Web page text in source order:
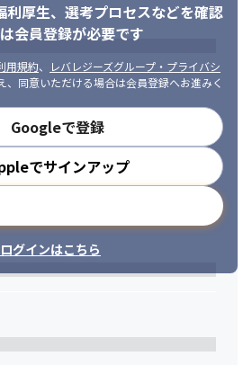
厚生、 選考プロセスなどを確認
会員登録が必要です
用規約、
レバレジーズグループ・プライバシ
、同意いただける場合は会員登録へお進みく
Googleで登録
でサインアップ
ログインはこちら